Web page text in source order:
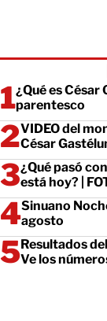
¿Qué es César
parentesco
VIDEO del
César
¿Qué pasó
está hoy? |
Sinuano
agosto
Resultados
Ve los